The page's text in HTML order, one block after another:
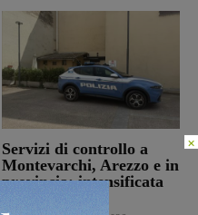
Servizi di controllo a
Montevarchi, Arezzo e in
provincia: intensificata
×